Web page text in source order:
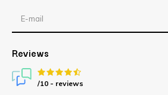
Reviews
/10 - reviews